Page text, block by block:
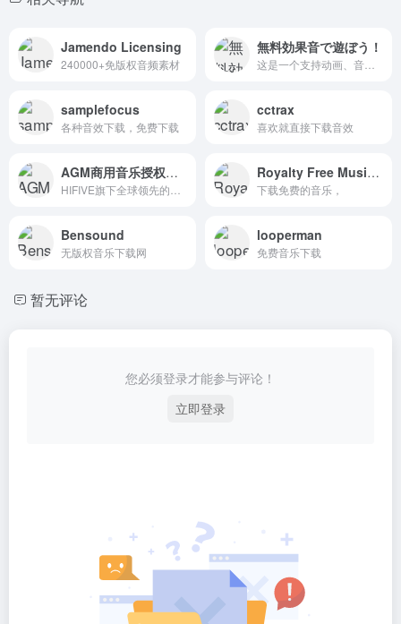
Jamendo Licensing
240000+免版权音频素材
無料効果音で遊ぼう！
samplefocus
各种音效下载，免费下载
cctrax
喜欢就直接下载音效
AGM商用音乐授权网站 | 曲多多 Royalty Free Music from DL Sounds
下载免费的音乐，
Bensound
无版权音乐下载网
looperman
免费音乐下载
暂无评论
您必须登录才能参与评论！
立即登录